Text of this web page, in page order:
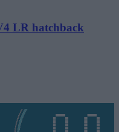
LR hatchback